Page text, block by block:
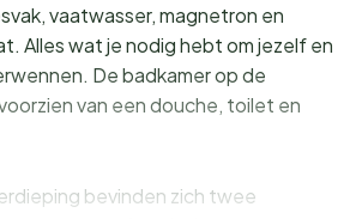
vaatwasser, magnetron en
Alles wat je nodig hebt om jezelf en
De badkamer op de
van een douche, toilet en
bevinden zich twee